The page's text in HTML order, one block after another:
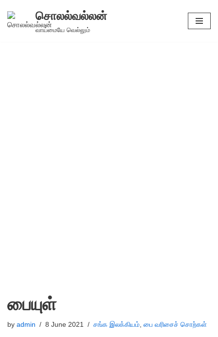
Skip
சொலல்வல்லன்
வாய்மையே வெல்லும்
பையுள்
by admin 8 June 2021 சங்க இலக்கியம், பை வரிசைச் சொற்கள்